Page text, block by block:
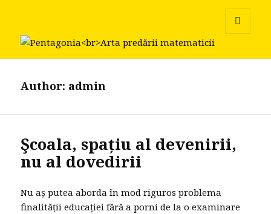
WIDGETS
Author: admin
Şcoala, spațiu al devenirii,
nu al dovedirii
Nu aș putea aborda în mod riguros problema
finalității educației fără a porni de la o examinare